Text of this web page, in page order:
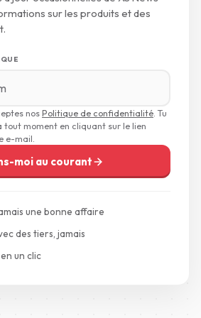
sur les produits et des
nosPolitique de confidentialité . Tu
tout moment en cliquant sur le lien
e-mail.
moi au courant
une bonne affaire
des tiers, jamais
un clic